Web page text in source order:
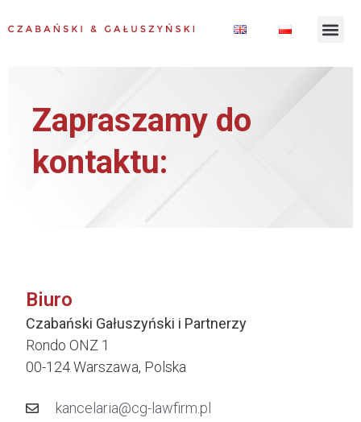
Zapraszamy do
kontaktu:
Biuro
Czabański Gałuszyński i Partnerzy
Rondo ONZ 1
00-124 Warszawa, Polska
kancelaria@cg-lawfirm.pl